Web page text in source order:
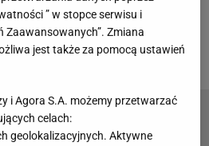
przez 17.
[WIDEO]
” w stopce serwisu i
Zaawansowanych”. Zmiana
jest także za pomocą ustawień
i Agora S.A. możemy przetwarzać
celach:
geolokalizacyjnych. Aktywne